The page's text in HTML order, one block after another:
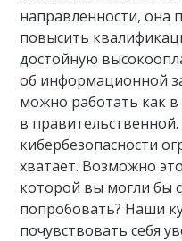
направленности, она
повысить
достойную
об информационной
можно работать как
в
кибербезопасности
хватает. Возможно
которой вы могли бы
попробовать? Наши
почувствовать себя